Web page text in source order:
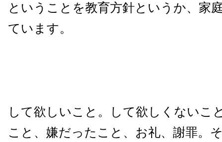
ということを教育方針というか、家
ています。
して欲しいこと。して欲しくないこ
こと、嫌だったこと、お礼、謝罪。